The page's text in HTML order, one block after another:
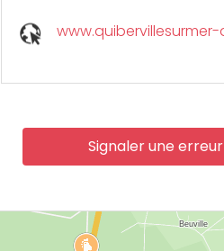
Signaler une erreur